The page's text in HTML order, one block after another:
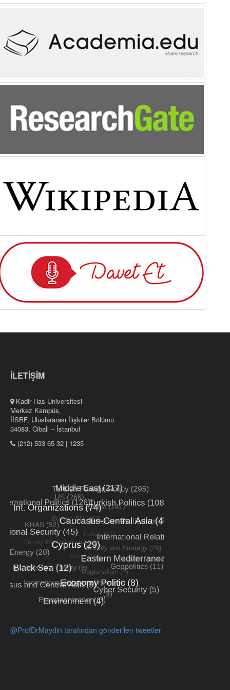
İLETİŞİM
Kadir Has Üniversitesi
Merkez Kampüs,
İİSBF, Uluslararası İlişkiler Bölümü
34083, Cibali – İstanbul
(212) 533 65 32 | 1235
@ProfDrMaydin tarafından gönderilen tweetler